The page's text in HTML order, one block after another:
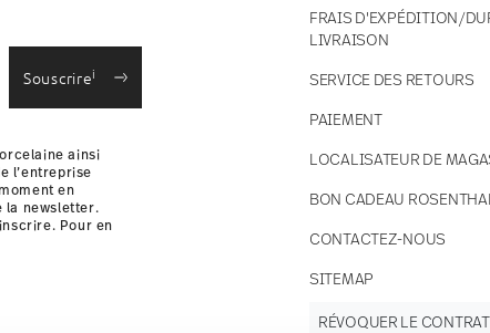
Souscrirei
ainsi
l’entreprise
en
la newsletter.
Pour en
FRAIS D'EXPÉDITION/
LIVRAISON
SERVICE DES RETOURS
PAIEMENT
LOCALISATEUR DE
BON CADEAU
CONTACTEZ-NOUS
SITEMAP
RÉVOQUER LE CONTRAT